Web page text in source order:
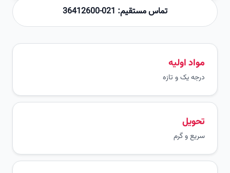
تماس مستقیم: 021-36412600
مواد اولیه
درجه یک و تازه
سریع و گرم